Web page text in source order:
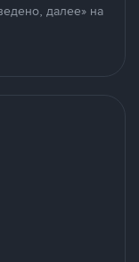
далее» на